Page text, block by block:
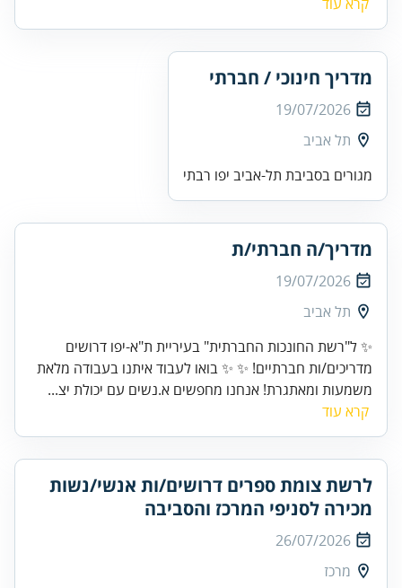
מדריך חינוכי / חברתי
19/07/2026
תל אביב
מגורים בסביבת תל-אביב יפו רבתי
מדריך/ה חברתי/ת
19/07/2026
תל אביב
✨ ל"רשת החונכות החברתית" בעיריית ת"א-יפו דרושים
מדריכים/ות חברתיים! ✨ ✨ בואו לעבוד איתנו בעבודה מלאת
משמעות ומאתגרת! אנחנו מחפשים א.נשים עם יכולת יצ...
קרא עוד
לרשת צומת ספרים דרושים/ות אנשי/נשות
מכירה לסניפי המרכז והסביבה
26/07/2026
מרכז